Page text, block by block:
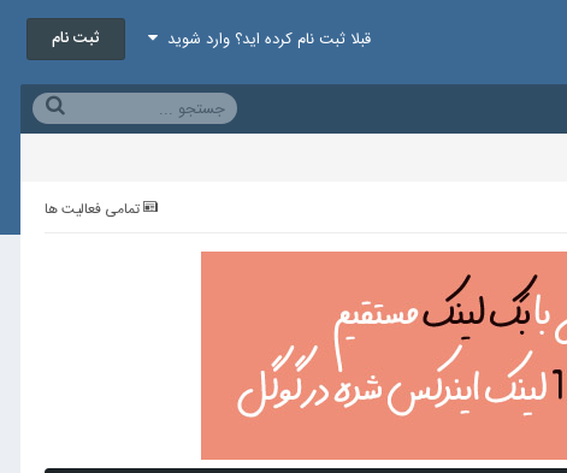
قبلا ثبت نام کرده اید؟ وارد شوید ثبت نام
تمامی فعالیت ها